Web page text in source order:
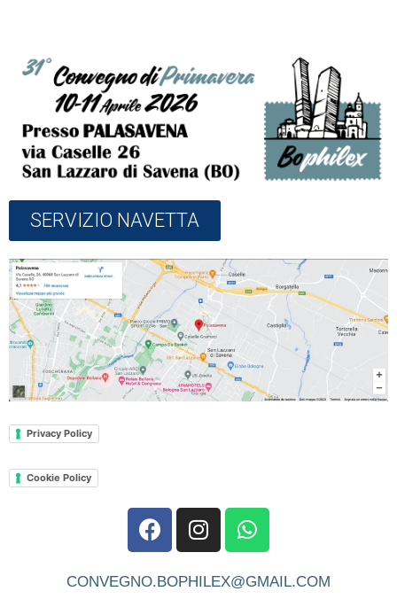
SERVIZIO NAVETTA
Privacy Policy
Cookie Policy
CONVEGNO.BOPHILEX@GMAIL.COM